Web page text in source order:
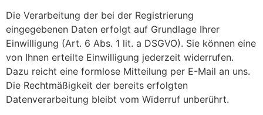
Die Verarbeitung der bei der Registrierung
eingegebenen Daten erfolgt auf Grundlage Ihrer
Einwilligung (Art. 6 Abs. 1 lit. a DSGVO). Sie können eine
von Ihnen erteilte Einwilligung jederzeit widerrufen.
Dazu reicht eine formlose Mitteilung per E-Mail an uns.
Die Rechtmäßigkeit der bereits erfolgten
Datenverarbeitung bleibt vom Widerruf unberührt.